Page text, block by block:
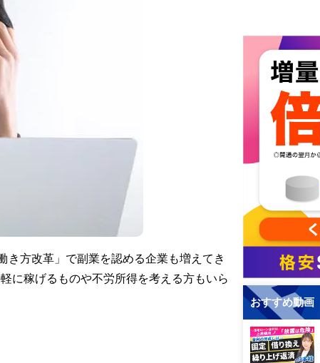
き方改革」で副業を認める企業も増えてき
に稼げるものや不労所得を考える方もいら
おすすめ動画